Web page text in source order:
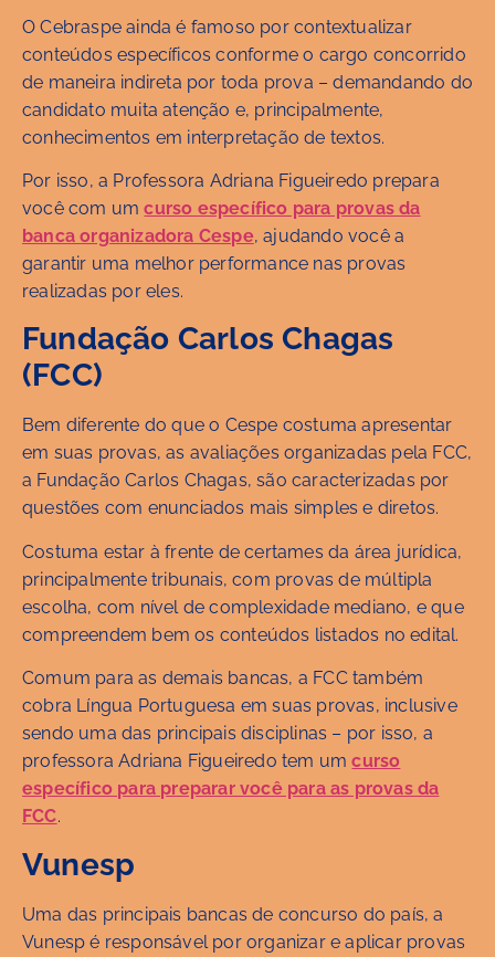
O Cebraspe ainda é famoso por contextualizar
conteúdos específicos conforme o cargo concorrido
de maneira indireta por toda prova – demandando do
candidato muita atenção e, principalmente,
conhecimentos em interpretação de textos.
Por isso, a Professora Adriana Figueiredo prepara
você com umcurso específico para provas da
banca organizadora Cespe, ajudando você a
garantir uma melhor performance nas provas
realizadas por eles.
Fundação Carlos Chagas
(FCC)
Bem diferente do que o Cespe costuma apresentar
em suas provas, as avaliações organizadas pela FCC,
a Fundação Carlos Chagas, são caracterizadas por
questões com enunciados mais simples e diretos.
Costuma estar à frente de certames da área jurídica,
principalmente tribunais, com provas de múltipla
escolha, com nível de complexidade mediano, e que
compreendem bem os conteúdos listados no edital.
Comum para as demais bancas, a FCC também
cobra Língua Portuguesa em suas provas, inclusive
sendo uma das principais disciplinas – por isso, a
professora Adriana Figueiredo tem umcurso
específico para preparar você para as provas da
FCC.
Vunesp
Uma das principais bancas de concurso do país, a
Vunesp é responsável por organizar e aplicar provas